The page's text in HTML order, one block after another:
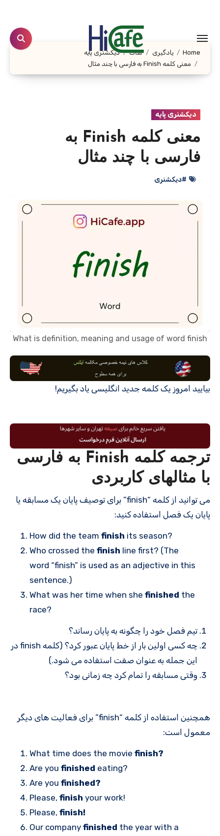
content
Home یادگیری لغات
دیکشنری پایه
معنی کلمه Finish به فارسی با چند مثال
دیکشنری پایه
معنی کلمه Finish به
فارسی با چند مثال
#دیکشنری
What is definition, meaning and usage of word finish
بیایید امروز یک کلمه جدید انگلیسی یاد بگیریم!
ترجمه کلمه Finish به فارسی
با مثالهای کاربردی
می توانید از کلمه “finish” برای توصیف پایان یک مسابقه یا
پایان یک فصل استفاده کنید:
How did the team finish its season?
Who crossed the finish line first? (The
word “finish” is used as an adjective in this
sentence.)
What was her time when she finished the
race?
تیم فصل خود را چگونه به پایان رساند؟
چه کسی اولین بار از خط پایان عبور کرد؟ (کلمه finish در
این جمله به عنوان صفت استفاده می شود.)
وقتی مسابقه را تمام کرد چه زمانی بود؟
همچنین استفاده از کلمه “finish” برای فعالیت های دیگر
معمول است:
What time does the movie finish?
Are you finished eating?
Are you finished?
Please, finish your work!
Please, finish!
Our company finished the year with a